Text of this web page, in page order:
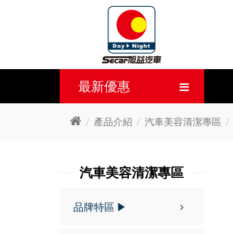
最新優惠
產品介紹 汽車美容清潔專區
汽車美容清潔專區
品牌特區 ▶